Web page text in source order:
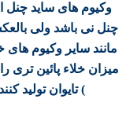
وکیوم های ساید چنل
چنل نی باشد ولی
مانند سایر وکیوم
میزان خلاء پائین تری
) تایوان تولید